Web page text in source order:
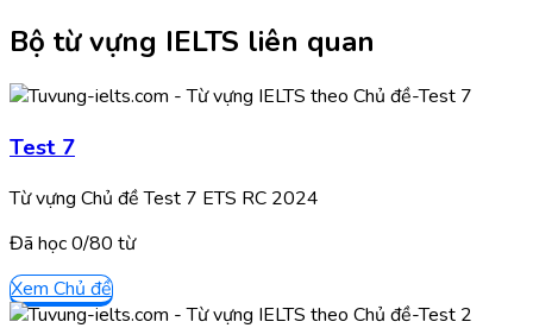
Bộ từ vựng IELTS liên quan
Test 7
Từ vựng Chủ đề Test 7 ETS RC 2024
Đã học0/80 từ
Xem Chủ đề